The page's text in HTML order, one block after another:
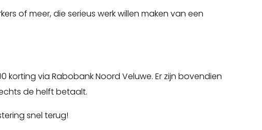
of meer, die serieus werk willen maken van een
via Rabobank Noord Veluwe. Er zijn bovendien
de helft betaalt.
snel terug!